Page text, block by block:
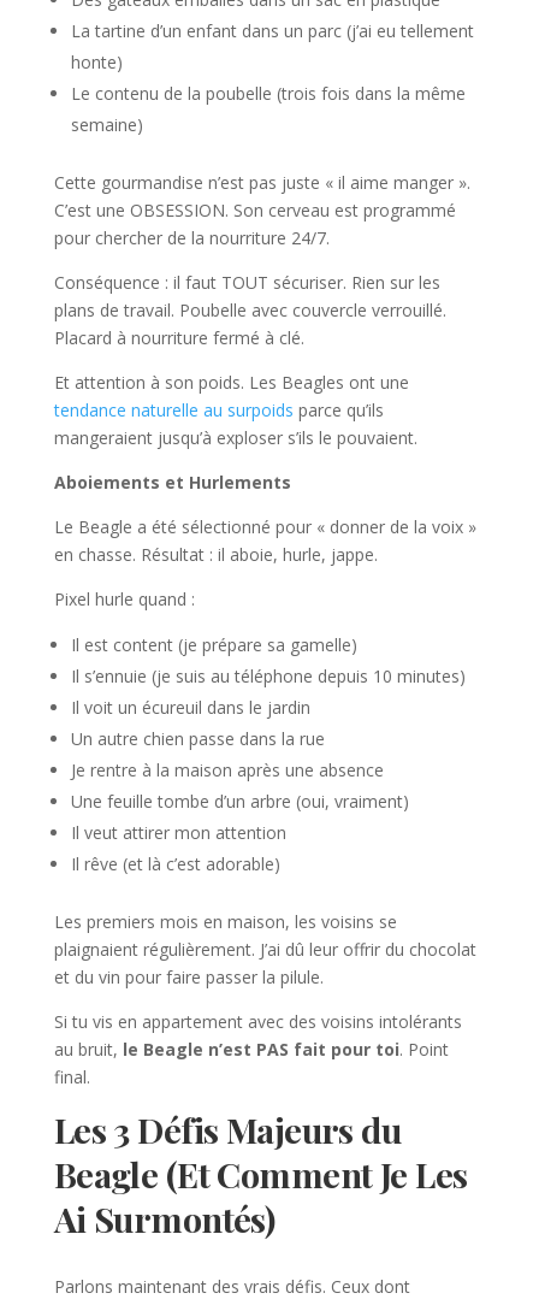
La tartine d’un enfant dans un parc (j’ai eu tellement
honte)
Le contenu de la poubelle (trois fois dans la même
semaine)
Cette gourmandise n’est pas juste « il aime manger ».
C’est une OBSESSION. Son cerveau est programmé
pour chercher de la nourriture 24/7.
Conséquence : il faut TOUT sécuriser. Rien sur les
plans de travail. Poubelle avec couvercle verrouillé.
Placard à nourriture fermé à clé.
Et attention à son poids. Les Beagles ont une
tendance naturelle au surpoids parce qu’ils
mangeraient jusqu’à exploser s’ils le pouvaient.
Aboiements et Hurlements
Le Beagle a été sélectionné pour « donner de la voix »
en chasse. Résultat : il aboie, hurle, jappe.
Pixel hurle quand :
Il est content (je prépare sa gamelle)
Il s’ennuie (je suis au téléphone depuis 10 minutes)
Il voit un écureuil dans le jardin
Un autre chien passe dans la rue
Je rentre à la maison après une absence
Une feuille tombe d’un arbre (oui, vraiment)
Il veut attirer mon attention
Il rêve (et là c’est adorable)
Les premiers mois en maison, les voisins se
plaignaient régulièrement. J’ai dû leur offrir du chocolat
et du vin pour faire passer la pilule.
Si tu vis en appartement avec des voisins intolérants
au bruit, le Beagle n’est PAS fait pour toi. Point
final.
Les 3 Défis Majeurs du
Beagle (Et Comment Je Les
Ai Surmontés)
Parlons maintenant des vrais défis. Ceux dont